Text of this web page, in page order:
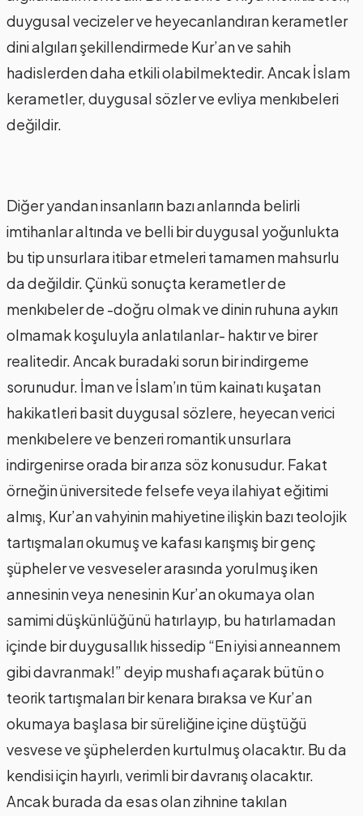
duygusal vecizeler ve heyecanlandıran kerametler
dini algıları şekillendirmede Kur’an ve sahih
hadislerden daha etkili olabilmektedir. Ancak İslam
kerametler, duygusal sözler ve evliya menkıbeleri
değildir.
Diğer yandan insanların bazı anlarında belirli
imtihanlar altında ve belli bir duygusal yoğunlukta
bu tip unsurlara itibar etmeleri tamamen mahsurlu
da değildir. Çünkü sonuçta kerametler de
menkıbeler de -doğru olmak ve dinin ruhuna aykırı
olmamak koşuluyla anlatılanlar- haktır ve birer
realitedir. Ancak buradaki sorun bir indirgeme
sorunudur. İman ve İslam’ın tüm kainatı kuşatan
hakikatleri basit duygusal sözlere, heyecan verici
menkıbelere ve benzeri romantik unsurlara
indirgenirse orada bir arıza söz konusudur. Fakat
örneğin üniversitede felsefe veya ilahiyat eğitimi
almış, Kur’an vahyinin mahiyetine ilişkin bazı teolojik
tartışmaları okumuş ve kafası karışmış bir genç
şüpheler ve vesveseler arasında yorulmuş iken
annesinin veya nenesinin Kur’an okumaya olan
samimi düşkünlüğünü hatırlayıp, bu hatırlamadan
içinde bir duygusallık hissedip “En iyisi anneannem
gibi davranmak!” deyip mushafı açarak bütün o
teorik tartışmaları bir kenara bıraksa ve Kur’an
okumaya başlasa bir süreliğine içine düştüğü
vesvese ve şüphelerden kurtulmuş olacaktır. Bu da
kendisi için hayırlı, verimli bir davranış olacaktır.
Ancak burada da esas olan zihnine takılan